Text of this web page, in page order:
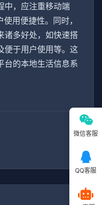
中，应注重移动端
用便捷性。同时，
诸多好处，如快速搭
便于用户使用等。这
台的本地生活信息系
微信客服
QQ客服